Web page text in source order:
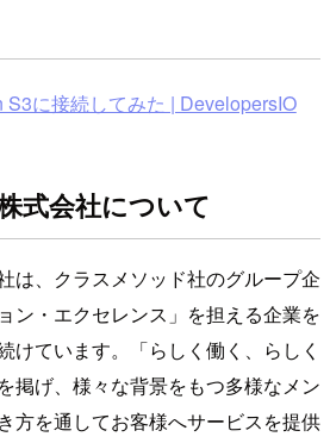
に接続してみた | DevelopersIO
式会社について
は、クラスメソッド社のグループ企
ン・エクセレンス」を担える企業を
けています。「らしく働く、らしく
掲げ、様々な背景をもつ多様なメン
方を通してお客様へサービスを提供